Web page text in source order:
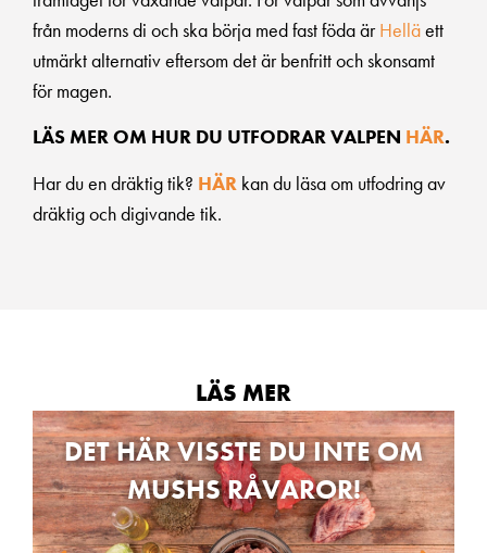
från moderns di och ska börja med fast föda ärHelläett
utmärkt alternativ eftersom det är benfritt och skonsamt
för magen.
LÄS MER OM HUR DU UTFODRAR VALPEN HÄR.
Har du en dräktig tik? HÄR kan du läsa om utfodring av
dräktig och digivande tik.
LÄS MER
DET HÄR VISSTE DU INTE OM
MUSHS RÅVAROR!